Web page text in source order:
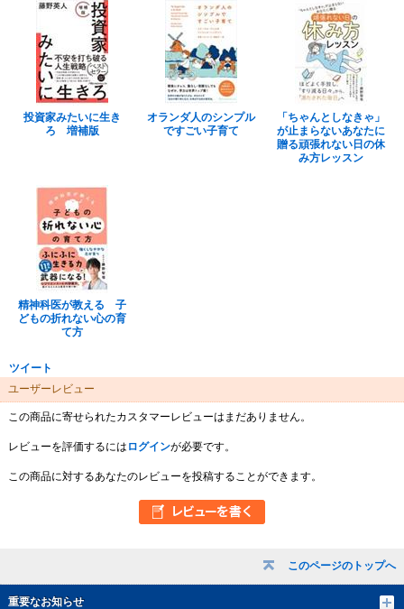
このページのトップへ
重要なお知らせ
投資家みたいに生き
ろ 増補版
オランダ人のシンプル
ですごい子育て
「ちゃんとしなきゃ」
が止まらないあなたに
贈る頑張れない日の休
み方レッスン
精神科医が教える 子
どもの折れない心の育
て方
ツイート
ユーザーレビュー
この商品に寄せられたカスタマーレビューはまだありません。
レビューを評価するには ログインが必要です。
この商品に対するあなたのレビューを投稿することができます。